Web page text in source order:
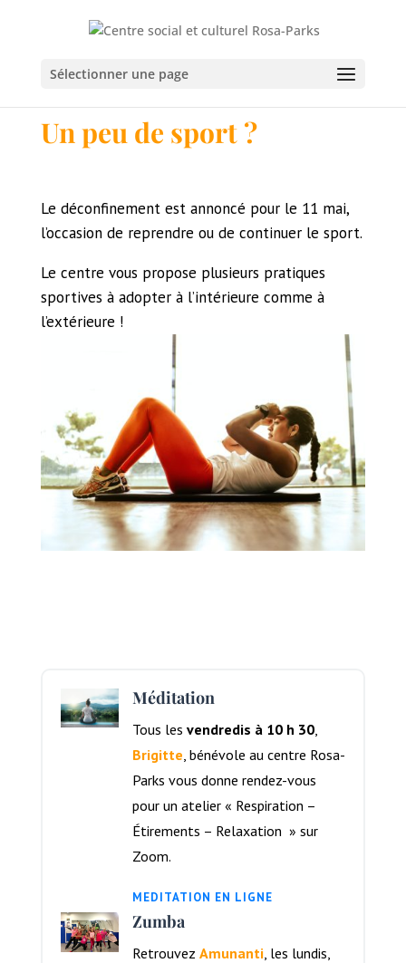
Sélectionner une page
Un peu de sport ?
Le déconfinement est annoncé pour le 11 mai,
l’occasion de reprendre ou de continuer le sport.
Le centre vous propose plusieurs pratiques
sportives à adopter à l’intérieure comme à
l’extérieure !
Méditation
Tous les vendredis à 10 h 30,
Brigitte , bénévole au centre Rosa-
Parks vous donne rendez-vous
pour un atelier « Respiration –
Étirements – Relaxation » sur
Zoom.
MEDITATION EN LIGNE
Zumba
Retrouvez Amunanti, les lundis,